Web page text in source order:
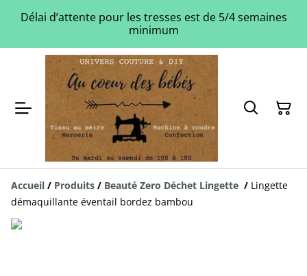
Délai d’attente pour les tresses est de 5/4 semaines
minimum
Accueil / Produits / Beauté Zero Déchet Lingette / Lingette
démaquillante éventail bordez bambou